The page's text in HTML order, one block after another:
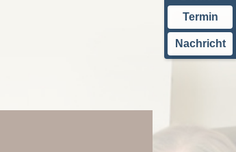
Termin
Nachricht